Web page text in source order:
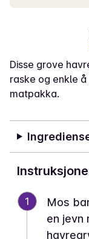
Disse grove
raske og enkle
matpakka.
1
Mos
en jevn